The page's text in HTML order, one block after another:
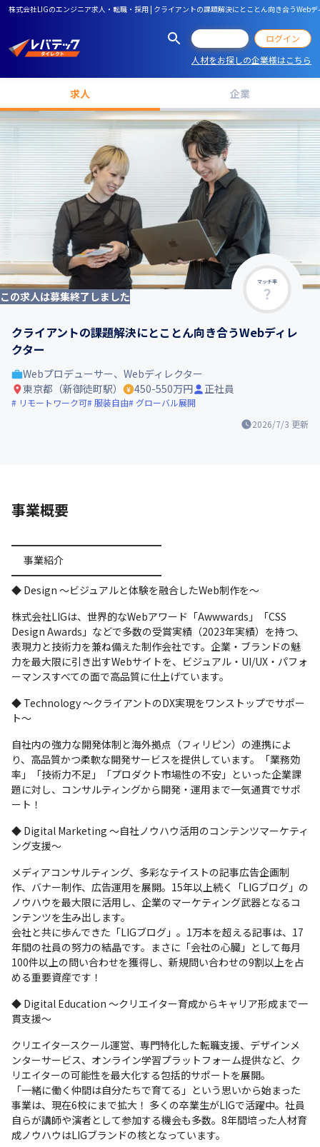
株式会社LIGのエンジニア求人・転職・採用 | クライアントの課題解決にとことん向き合うWebデ
ログイン
人材をお探しの企業様はこちら
求人 企業
マッチ率
この求人は募集終了しました
クライアントの課題解決にとことん向き合うWebディレ
クター
2026/7/3 更新
Webプロデューサー、Webディレクター
東京都（新御徒町駅）
450-550万円 正社員
リモートワーク可 服装自由 グローバル展開
事業概要
━━━━━━━━━━━━━━━
事業紹介
━━━━━━━━━━━━━━━
◆ Design ～ビジュアルと体験を融合したWeb制作を～
株式会社LIGは、世界的なWebアワード「Awwwards」「CSS
Design Awards」などで多数の受賞実績（2023年実績）を持つ、
表現力と技術力を兼ね備えた制作会社です。企業・ブランドの魅
力を最大限に引き出すWebサイトを、ビジュアル・UI/UX・パフォ
ーマンスすべての面で高品質に仕上げています。
◆ Technology ～クライアントのDX実現をワンストップでサポー
ト～
自社内の強力な開発体制と海外拠点（フィリピン）の連携によ
り、高品質かつ柔軟な開発サービスを提供しています。「業務効
率」「技術力不足」「プロダクト市場性の不安」といった企業課
題に対し、コンサルティングから開発・運用まで一気通貫でサポ
ート！
◆ Digital Marketing ～自社ノウハウ活用のコンテンツマーケティ
ング支援～
メディアコンサルティング、多彩なテイストの記事広告企画制
作、バナー制作、広告運用を展開。15年以上続く「LIGブログ」の
ノウハウを最大限に活用し、企業のマーケティング武器となるコ
ンテンツを生み出します。
会社と共に歩んできた「LIGブログ」。1万本を超える記事は、17
年間の社員の努力の結晶です。まさに「会社の心臓」として毎月
100件以上の問い合わせを獲得し、新規問い合わせの9割以上を占
める重要資産です！
◆ Digital Education ～クリエイター育成からキャリア形成まで一
貫支援～
クリエイタースクール運営、専門特化した転職支援、デザインメ
ンターサービス、オンライン学習プラットフォーム提供など、ク
リエイターの可能性を最大化する包括的サポートを展開。
「一緒に働く仲間は自分たちで育てる」という思いから始まった
事業は、現在6校にまで拡大！ 多くの卒業生がLIGで活躍中。社員
自らが講師や演者として参加する機会も多数。8年間培った人材育
成ノウハウはLIGブランドの核となっています。